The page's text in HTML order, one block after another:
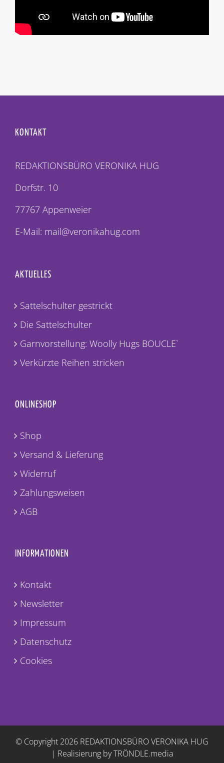
KONTAKT
REDAKTIONSBÜRO VERONIKA HUG
Dorfstr. 10
77767 Appenweier
E-Mail: mail@veronikahug.com
AKTUELLES
Sattelschulter gestrickt
Die Sattelschulter
Garnvorstellung: Woolly Hugs BOUCLE`
Verkürzte Reihen stricken
ONLINESHOP
Shop
Versand & Lieferung
Widerruf
Zahlungsweisen
AGB
INFORMATIONEN
Kontakt
Newsletter
Impressum
Datenschutz
Cookies
© Copyright 2026 REDAKTIONSBÜRO VERONIKA HUG
| Realisierung by TRÖNDLE.media